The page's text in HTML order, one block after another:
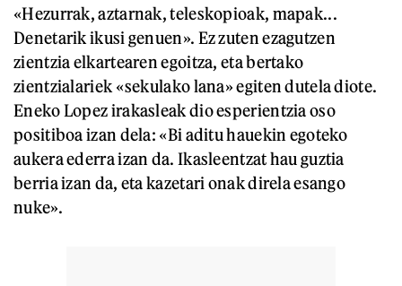
«Hezurrak, aztarnak, teleskopioak, mapak...
Denetarik ikusi genuen». Ez zuten ezagutzen
zientzia elkartearen egoitza, eta bertako
zientzialariek «sekulako lana» egiten dutela diote.
Eneko Lopez irakasleak dio esperientzia oso
positiboa izan dela: «Bi aditu hauekin egoteko
aukera ederra izan da. Ikasleentzat hau guztia
berria izan da, eta kazetari onak direla esango
nuke».